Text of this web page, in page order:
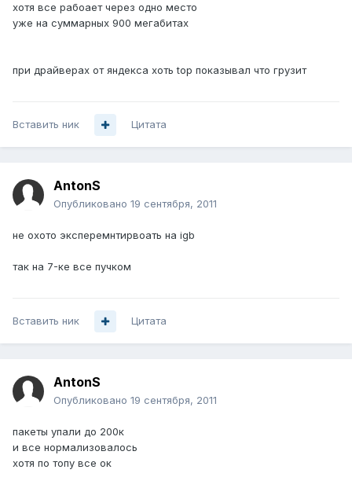
хотя все рабоает через одно место
уже на суммарных 900 мегабитах
при драйверах от яндекса хоть top показывал что грузит
Вставить ник Цитата
AntonS
Опубликовано 19 сентября, 2011
не охото эксперемнтирвоать на igb
так на 7-ке все пучком
Вставить ник Цитата
AntonS
Опубликовано 19 сентября, 2011
пакеты упали до 200к
и все нормализовалось
хотя по топу все ок